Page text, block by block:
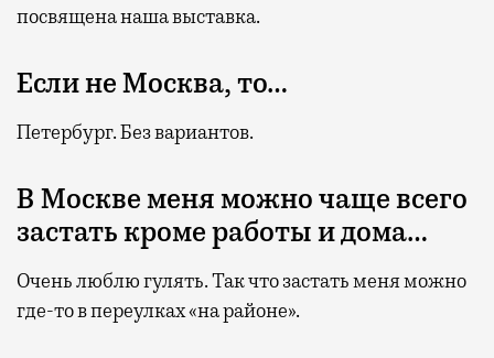
посвящена наша выставка.
Если не Москва, то…
Петербург. Без вариантов.
В Москве меня можно чаще всего
застать кроме работы и дома…
Очень люблю гулять. Так что застать меня можно
где-то в переулках «на районе».